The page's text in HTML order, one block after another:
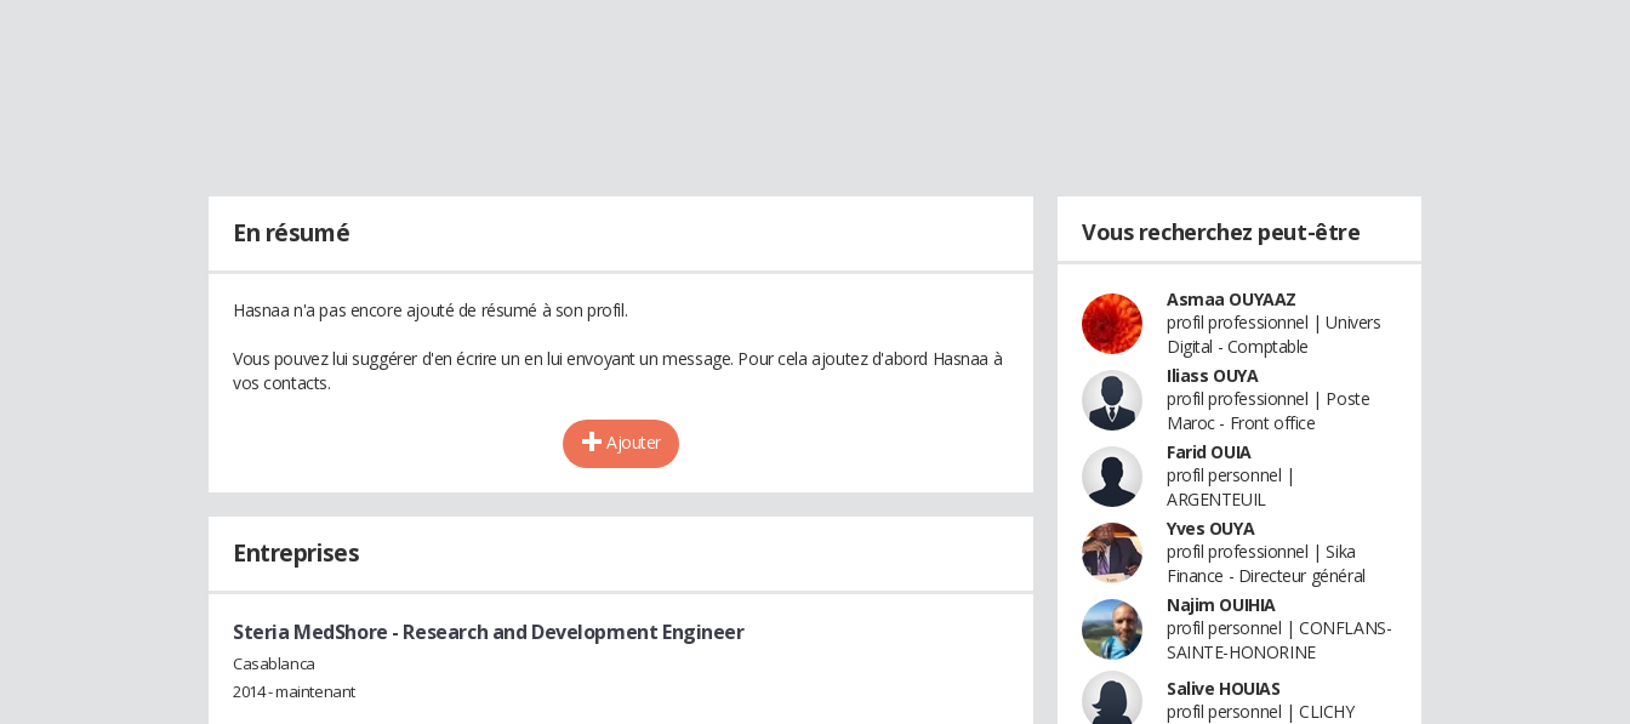
En résumé
Hasnaa n'a pas encore ajouté de résumé à son profil.
Vous pouvez lui suggérer d'en écrire un en lui envoyant un message. Pour cela ajoutez d'abord Hasnaa à
vos contacts.
Ajouter
Entreprises
Steria MedShore - Research and Development Engineer
Casablanca
2014 - maintenant
Vous recherchez peut-être
Asmaa OUYAAZ
profil professionnel | Univers
Digital - Comptable
Iliass OUYA
profil professionnel | Poste
Maroc - Front office
Farid OUIA
profil personnel |
ARGENTEUIL
Yves OUYA
profil professionnel | Sika
Finance - Directeur général
Najim OUIHIA
profil personnel | CONFLANS-
SAINTE-HONORINE
Salive HOUIAS
profil personnel | CLICHY